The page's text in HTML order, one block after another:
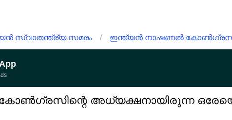
സ്വാതന്ത്ര്യ സമരം / ഇന്ത്യൻ നാഷണൽ
അധ്യക്ഷനായിരുന്ന